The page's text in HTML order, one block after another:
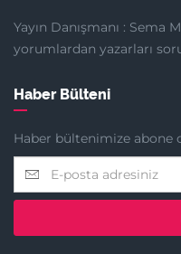
Yayın Danışmanı : Sema
yorumlardan yazarları
Haber Bülteni
Haber bültenimize abone